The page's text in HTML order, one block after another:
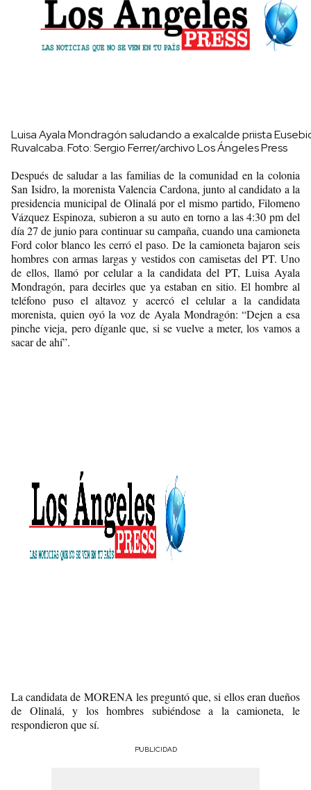
Luisa Ayala Mondragón saludando a exalcalde priista
Ruvalcaba. Foto: Sergio Ferrer/archivo Los Ángeles Press
Después de saludar a las familias de la comunidad en la colonia
San Isidro, la morenista Valencia Cardona, junto al candidato a la
presidencia municipal de Olinalá por el mismo partido, Filomeno
Vázquez Espinoza, subieron a su auto en torno a las 4:30 pm del
día 27 de junio para continuar su campaña, cuando una camioneta
Ford color blanco les cerró el paso. De la camioneta bajaron seis
hombres con armas largas y vestidos con camisetas del PT. Uno
de ellos, llamó por celular a la candidata del PT, Luisa Ayala
Mondragón, para decirles que ya estaban en sitio. El hombre al
teléfono puso el altavoz y acercó el celular a la candidata
morenista, quien oyó la voz de Ayala Mondragón: “Dejen a esa
pinche vieja, pero díganle que, si se vuelve a meter, los vamos a
sacar de ahí”.
La candidata de MORENA les preguntó que, si ellos eran dueños
de Olinalá, y los hombres subiéndose a la camioneta, le
respondieron que sí.
PUBLICIDAD